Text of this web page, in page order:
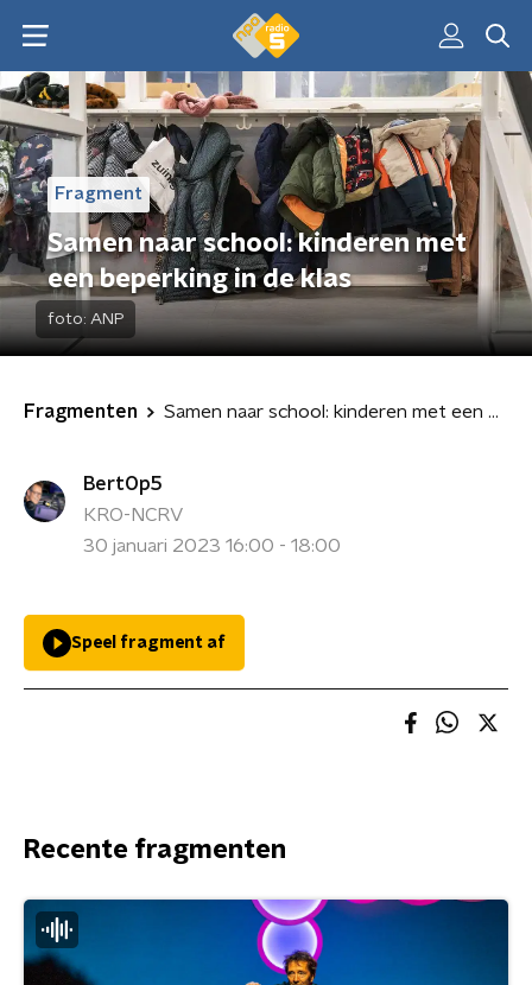
Fragment
Samen naar school: kinderen met
een beperking in de klas
foto: ANP
Fragmenten Samen naar school: kinderen met een beperking in de klas
BertOp5
KRO-NCRV
30 januari 2023 16:00 - 18:00
Speel fragment af
Recente fragmenten